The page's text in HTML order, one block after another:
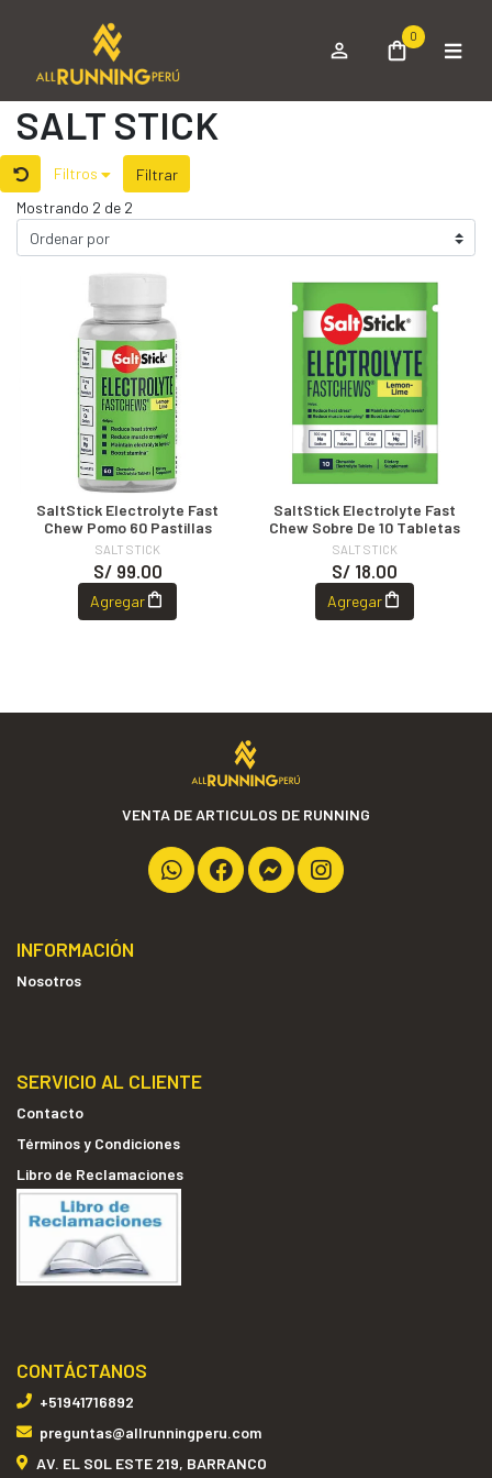
0
SALT STICK
Filtros
Filtrar
Mostrando 2 de 2
SaltStick Electrolyte Fast
Chew Pomo 60 Pastillas
SALT STICK
S/ 99.00
Agregar
SaltStick Electrolyte Fast
Chew Sobre De 10 Tabletas
SALT STICK
S/ 18.00
Agregar
VENTA DE ARTICULOS DE RUNNING
INFORMACIÓN
Nosotros
SERVICIO AL CLIENTE
Contacto
Términos y Condiciones
Libro de Reclamaciones
CONTÁCTANOS
+51941716892
preguntas@allrunningperu.com
AV. EL SOL ESTE 219, BARRANCO